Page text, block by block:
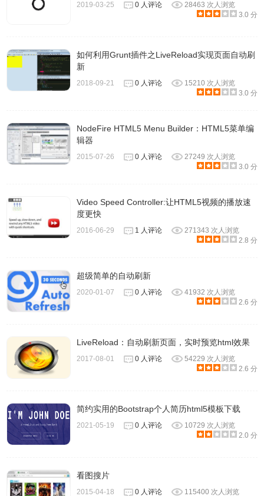
2019-03-25 0 人评论
28463 次人浏览
3.0 分
如何利用Grunt插件之LiveReload实现页面自动刷
新
2018-09-21 0 人评论
15210 次人浏览
3.0 分
NodeFire HTML5 Menu Builder：HTML5菜单编
辑器
2015-07-26 0 人评论
27249 次人浏览
3.0 分
Video Speed Controller:让HTML5视频的播放速
度更快
2016-06-29 1 人评论
271343 次人浏览
2.8 分
超级简单的自动刷新
2020-01-07 0 人评论
41932 次人浏览
2.6 分
LiveReload：自动刷新页面，实时预览html效果
2017-08-01 0 人评论
54229 次人浏览
2.6 分
简约实用的Bootstrap个人简历html5模板下载
2021-05-19 0 人评论
10729 次人浏览
2.0 分
看图搜片
2015-04-18 0 人评论 115400 次人浏览